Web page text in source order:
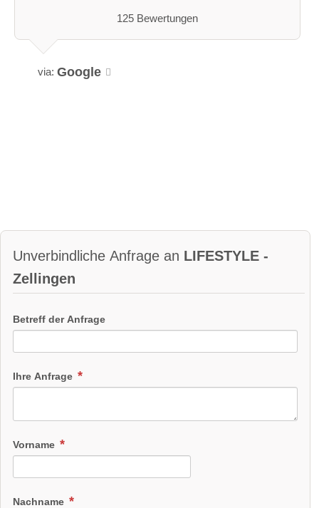
125 Bewertungen
via: Google
Unverbindliche Anfrage an LIFESTYLE -
Zellingen
Betreff der Anfrage
Ihre Anfrage
Vorname
Nachname